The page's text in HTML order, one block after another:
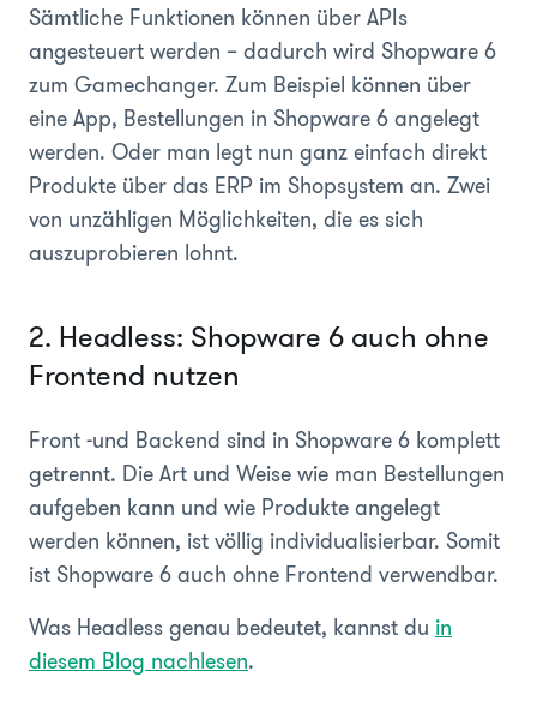
Sämtliche Funktionen können über APIs
angesteuert werden – dadurch wird Shopware 6
zum Gamechanger. Zum Beispiel können über
eine App, Bestellungen in Shopware 6 angelegt
werden. Oder man legt nun ganz einfach direkt
Produkte über das ERP im Shopsystem an. Zwei
von unzähligen Möglichkeiten, die es sich
auszuprobieren lohnt.
2. Headless: Shopware 6 auch ohne
Frontend nutzen
Front -und Backend sind in Shopware 6 komplett
getrennt. Die Art und Weise wie man Bestellungen
aufgeben kann und wie Produkte angelegt
werden können, ist völlig individualisierbar. Somit
ist Shopware 6 auch ohne Frontend verwendbar.
Was Headless genau bedeutet, kannst du in
diesem Blog nachlesen.